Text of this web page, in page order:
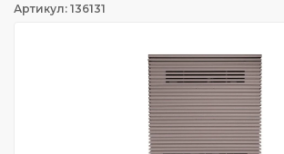
Артикул: 136131